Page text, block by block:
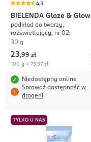
4,3
BIELENDA Glaze & Glow
podkład do twarzy,
rozświetlający, nr 02;
30 g
23,99 zł
100 g = 79,97 zł
Niedostępny online
Sprawdź dostępność w
drogerii
TYLKO U NAS